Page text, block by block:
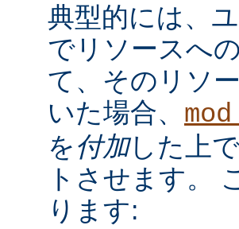
典型的には、
でリソースへ
て、そのリソ
いた場合、
を付加した上
トさせます。
ります: